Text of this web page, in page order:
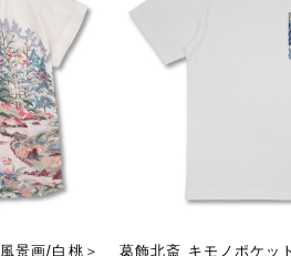
景画/白桃＞
葛飾北斎 キモノポケッ